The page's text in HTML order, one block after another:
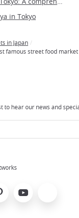
in Tokyo
in Japan
famous street food market
to hear our news and
Youtube